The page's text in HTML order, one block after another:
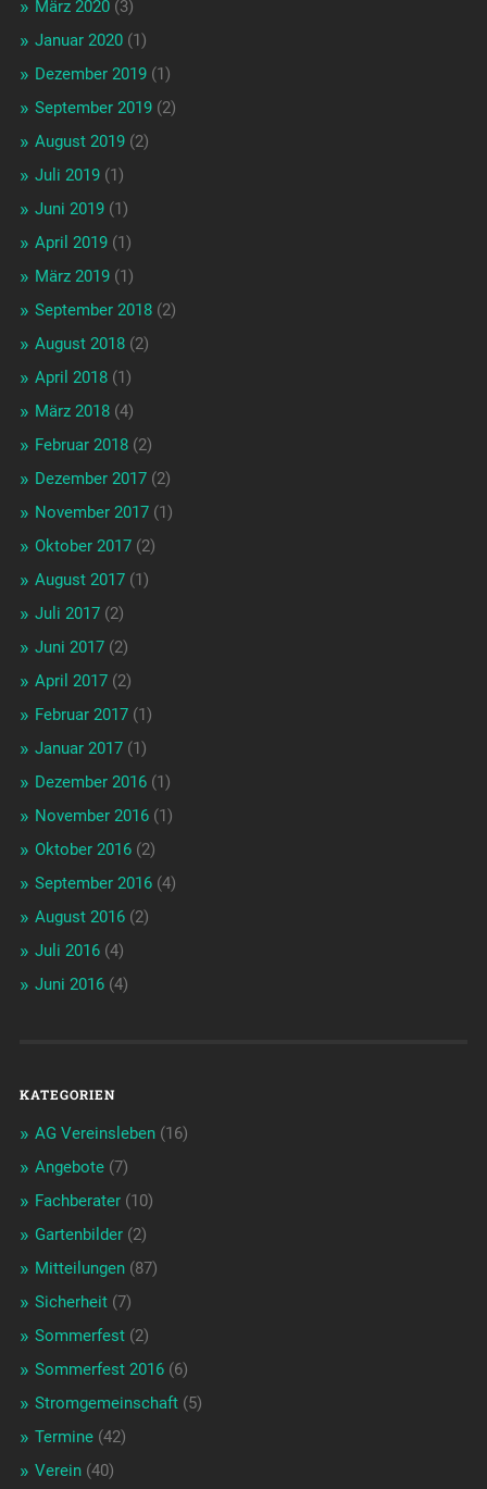
März 2020(3)
Januar 2020(1)
Dezember 2019(1)
September 2019(2)
August 2019(2)
Juli 2019(1)
Juni 2019(1)
April 2019(1)
März 2019(1)
September 2018(2)
August 2018(2)
April 2018(1)
März 2018(4)
Februar 2018(2)
Dezember 2017(2)
November 2017(1)
Oktober 2017(2)
August 2017(1)
Juli 2017(2)
Juni 2017(2)
April 2017(2)
Februar 2017(1)
Januar 2017(1)
Dezember 2016(1)
November 2016(1)
Oktober 2016(2)
September 2016(4)
August 2016(2)
Juli 2016(4)
Juni 2016(4)
KATEGORIEN
AG Vereinsleben(16)
Angebote(7)
Fachberater(10)
Gartenbilder(2)
Mitteilungen(87)
Sicherheit(7)
Sommerfest(2)
Sommerfest 2016(6)
Stromgemeinschaft(5)
Termine(42)
Verein(40)